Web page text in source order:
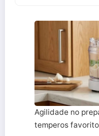
Agilidade no
temperos